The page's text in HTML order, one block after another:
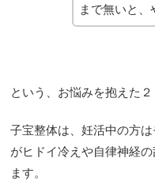
まで無いと
という、お悩みを抱えた２
子宝整体は、妊活中の方
がヒドイ冷えや自律神経
ます。